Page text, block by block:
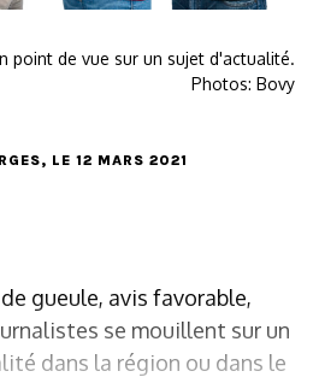
point de vue sur un sujet d'actualité.
Photos: Bovy
, LE 12 MARS 2021
gueule, avis favorable,
se mouillent sur un
dans la région ou dans le